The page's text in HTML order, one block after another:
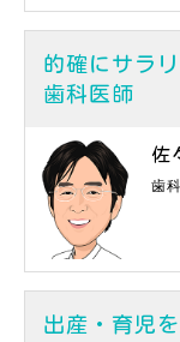
的確にサラ
歯科医師
佐
歯
出産・育児